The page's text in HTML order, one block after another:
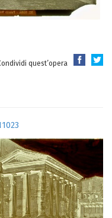
quest’opera